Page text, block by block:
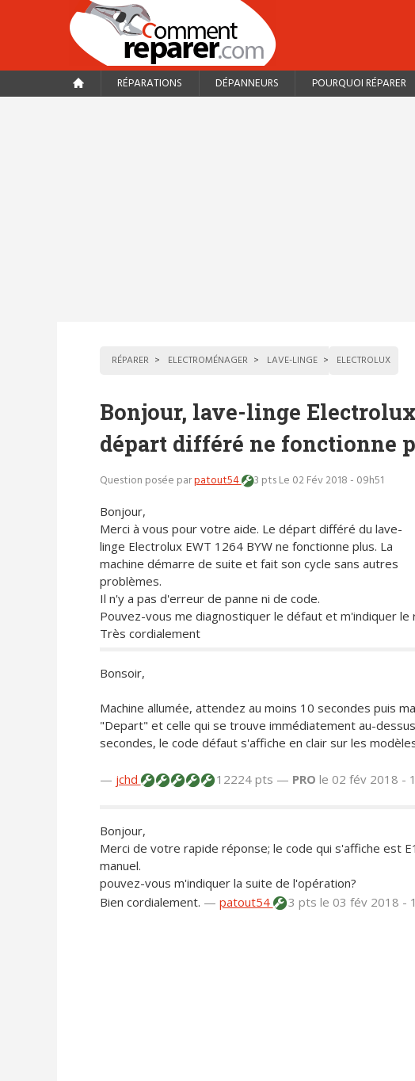
RÉPARATIONS DÉPANNEURS POURQUOI RÉPARER
RÉPARER ELECTROMÉNAGER LAVE-LINGE ELECTROLUX
Bonjour, lave-linge Electrolux
départ différé ne fonctionne
Question posée parpatout54 3 ptsLe 02 Fév 2018 - 09h51
Bonjour,
Merci à vous pour votre aide. Le départ différé du lave-
linge Electrolux EWT 1264 BYW ne fonctionne plus. La
machine démarre de suite et fait son cycle sans autres
problèmes.
Il n'y a pas d'erreur de panne ni de code.
Pouvez-vous me diagnostiquer le défaut et m'indiquer le
Très cordialement
Bonsoir,
Machine allumée, attendez au moins 10 secondes puis
"Depart" et celle qui se trouve immédiatement au-
secondes, le code défaut s'affiche en clair sur les
— jchd 12224 pts — PRO le 02 fév 2018 -
Bonjour,
Merci de votre rapide réponse; le code qui s'affiche est
manuel.
pouvez-vous m'indiquer la suite de l'opération?
Bien cordialement. — patout54 3 pts le 03 fév 2018 -